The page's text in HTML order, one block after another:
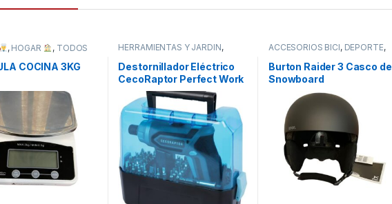
, HOGAR , TODOS
COCINA 3KG
HERRAMIENTAS Y JARDÍN,
Destornillador Eléctrico
CecoRaptor Perfect Work
360 Advance.
ACCESORIOS BICI, DEPORTE,
Burton Raider 3 Casco de
Snowboard